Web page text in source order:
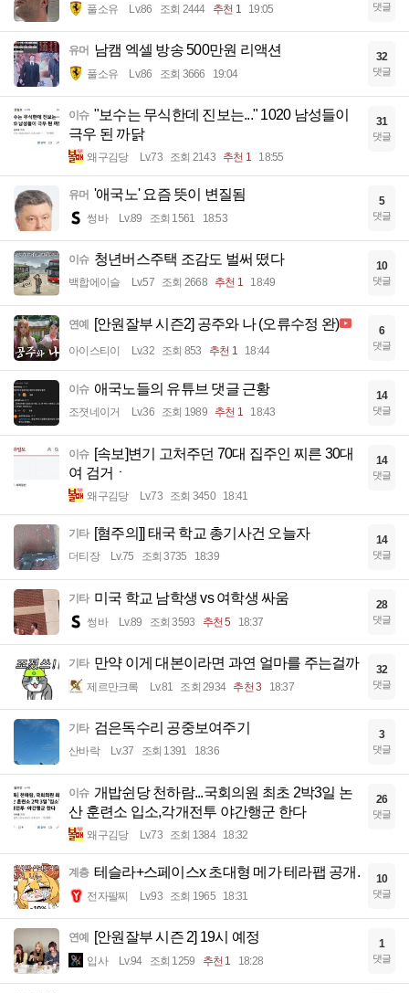
풀소유 Lv.86 조회 2444 추천 1 19:05 댓글
유머 남캠 엑셀 방송 500만원 리액션
풀소유 Lv.86 조회 3666 19:04
32
댓글
이슈 "보수는 무식한데 진보는..." 1020 남성들이
극우 된 까닭
왜구김당 Lv.73 조회 2143 추천 1 18:55
31
댓글
유머 '애국노' 요즘 뜻이 변질됨
썽바 Lv.89 조회 1561 18:53
5
댓글
이슈 청년버스주택 조감도 벌써 떴다
백합에이슬 Lv.57 조회 2668 추천 1 18:49
10
댓글
연예 [안원잘부 시즌2] 공주와 나 (오류수정 완)
아이스티이 Lv.32 조회 853 추천 1 18:44
6
댓글
이슈 애국노들의 유튜브 댓글 근황
조졋네이거 Lv.36 조회 1989 추천 1 18:43
14
댓글
이슈 [속보]변기 고처주던 70대 집주인 찌른 30대
여 검거ㆍ
왜구김당 Lv.73 조회 3450 18:41
14
댓글
기타 [혐주의]] 태국 학교 총기사건 오늘자
더티장 Lv.75 조회 3735 18:39
14
댓글
기타 미국 학교 남학생 vs 여학생 싸움
썽바 Lv.89 조회 3593 추천 5 18:37
28
댓글
기타 만약 이게 대본이라면 과연 얼마를 주는걸까
제르만크록 Lv.81 조회 2934 추천 3 18:37
32
댓글
기타 검은독수리 공중보여주기
산바락 Lv.37 조회 1391 18:36
3
댓글
이슈 개밥쉰당 천하람...국회의원 최초 2박3일 논
산 훈련소 입소,각개전투 야간행군 한다
왜구김당 Lv.73 조회 1384 18:32
26
댓글
계층 테슬라+스페이스x 초대형 메가 테라팹 공개.
전자팔찌 Lv.93 조회 1965 18:31
10
댓글
연예 [안원잘부 시즌 2] 19시 예정
입사 Lv.94 조회 1259 추천 1 18:28
1
댓글